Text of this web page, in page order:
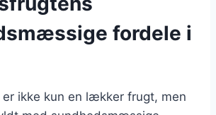
fordele i
er ikke kun en lækker frugt, men